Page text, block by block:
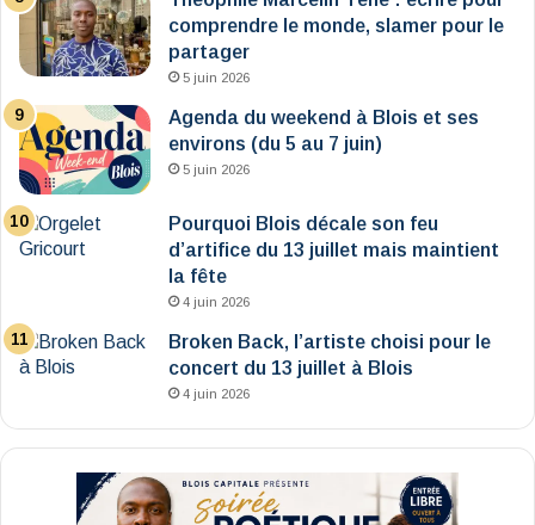
comprendre le monde, slamer pour le
partager
5 juin 2026
Agenda du weekend à Blois et ses
environs (du 5 au 7 juin)
5 juin 2026
Pourquoi Blois décale son feu
d’artifice du 13 juillet mais maintient
la fête
4 juin 2026
Broken Back, l’artiste choisi pour le
concert du 13 juillet à Blois
4 juin 2026